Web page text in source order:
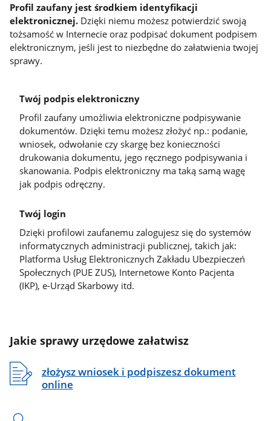
Profil zaufany jest środkiem identyfikacji
elektronicznej. Dzięki niemu możesz potwierdzić swoją
tożsamość w Internecie oraz podpisać dokument podpisem
elektronicznym, jeśli jest to niezbędne do załatwienia twojej
sprawy.
Twój podpis elektroniczny
Profil zaufany umożliwia elektroniczne podpisywanie
dokumentów. Dzięki temu możesz złożyć np.: podanie,
wniosek, odwołanie czy skargę bez konieczności
drukowania dokumentu, jego ręcznego podpisywania i
skanowania. Podpis elektroniczny ma taką samą wagę
jak podpis odręczny.
Twój login
Dzięki profilowi zaufanemu zalogujesz się do systemów
informatycznych administracji publicznej, takich jak:
Platforma Usług Elektronicznych Zakładu Ubezpieczeń
Społecznych (PUE ZUS), Internetowe Konto Pacjenta
(IKP), e-Urząd Skarbowy itd.
Jakie sprawy urzędowe załatwisz
złożysz wniosek i podpiszesz dokument
online